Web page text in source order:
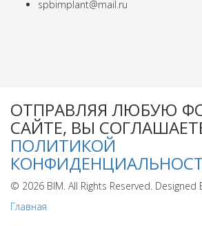
spbimplant@mail.ru
ОТПРАВЛЯЯ ЛЮБУЮ
САЙТЕ, ВЫ
ПОЛИТИКОЙ
© 2026 BIM. All Rights Reserved. Designed
Главная